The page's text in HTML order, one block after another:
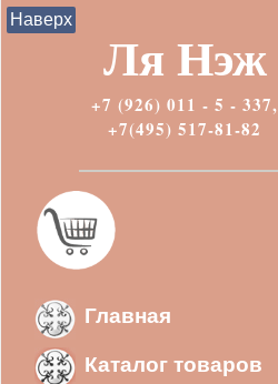
Ля Нэж
+7 (926) 011 - 5 - 337,
+7(495) 517-81-82
Главная
Каталог товаров
Наверх